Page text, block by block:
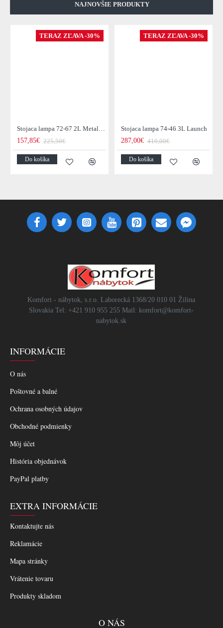
NAJNOVŠIE PRODUKTY
TERAZ ZĽAVA -30%
Stojaca lampa 72-67 2L Metal Blinds
157,85€ 225,50€
Do košíka
TERAZ ZĽAVA -30%
Stojaca lampa 74-46 3L Launch
287,00€ 410,00€
Do košíka
Komfort - nábytok, s.r.o. Laborecká 1368/20 010 01 Žilina
Slovakia Tel: +421 910 955 255 Mail: komfort@komfort-
nabytok.sk
INFORMÁCIE
O nás
Poštovné a balné
Ochrana osobných údajov
Obchodné podmienky
Môj účet
História objednávok
PayPal platby
EXTRA INFORMÁCIE
Kontaktujte nás
Reklamácie
Mapa stránky
Vrátenie tovaru
Produkty skladom
O NÁS